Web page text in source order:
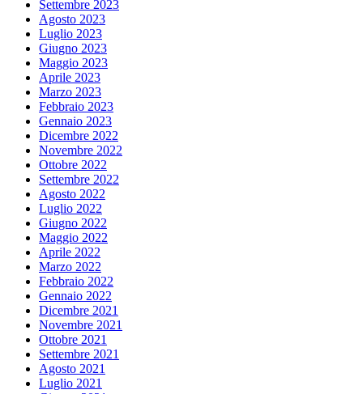
Settembre 2023
Agosto 2023
Luglio 2023
Giugno 2023
Maggio 2023
Aprile 2023
Marzo 2023
Febbraio 2023
Gennaio 2023
Dicembre 2022
Novembre 2022
Ottobre 2022
Settembre 2022
Agosto 2022
Luglio 2022
Giugno 2022
Maggio 2022
Aprile 2022
Marzo 2022
Febbraio 2022
Gennaio 2022
Dicembre 2021
Novembre 2021
Ottobre 2021
Settembre 2021
Agosto 2021
Luglio 2021